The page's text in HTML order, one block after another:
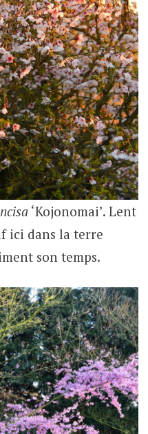
‘Kojonomai’. Lent
ici dans la terre
son temps.